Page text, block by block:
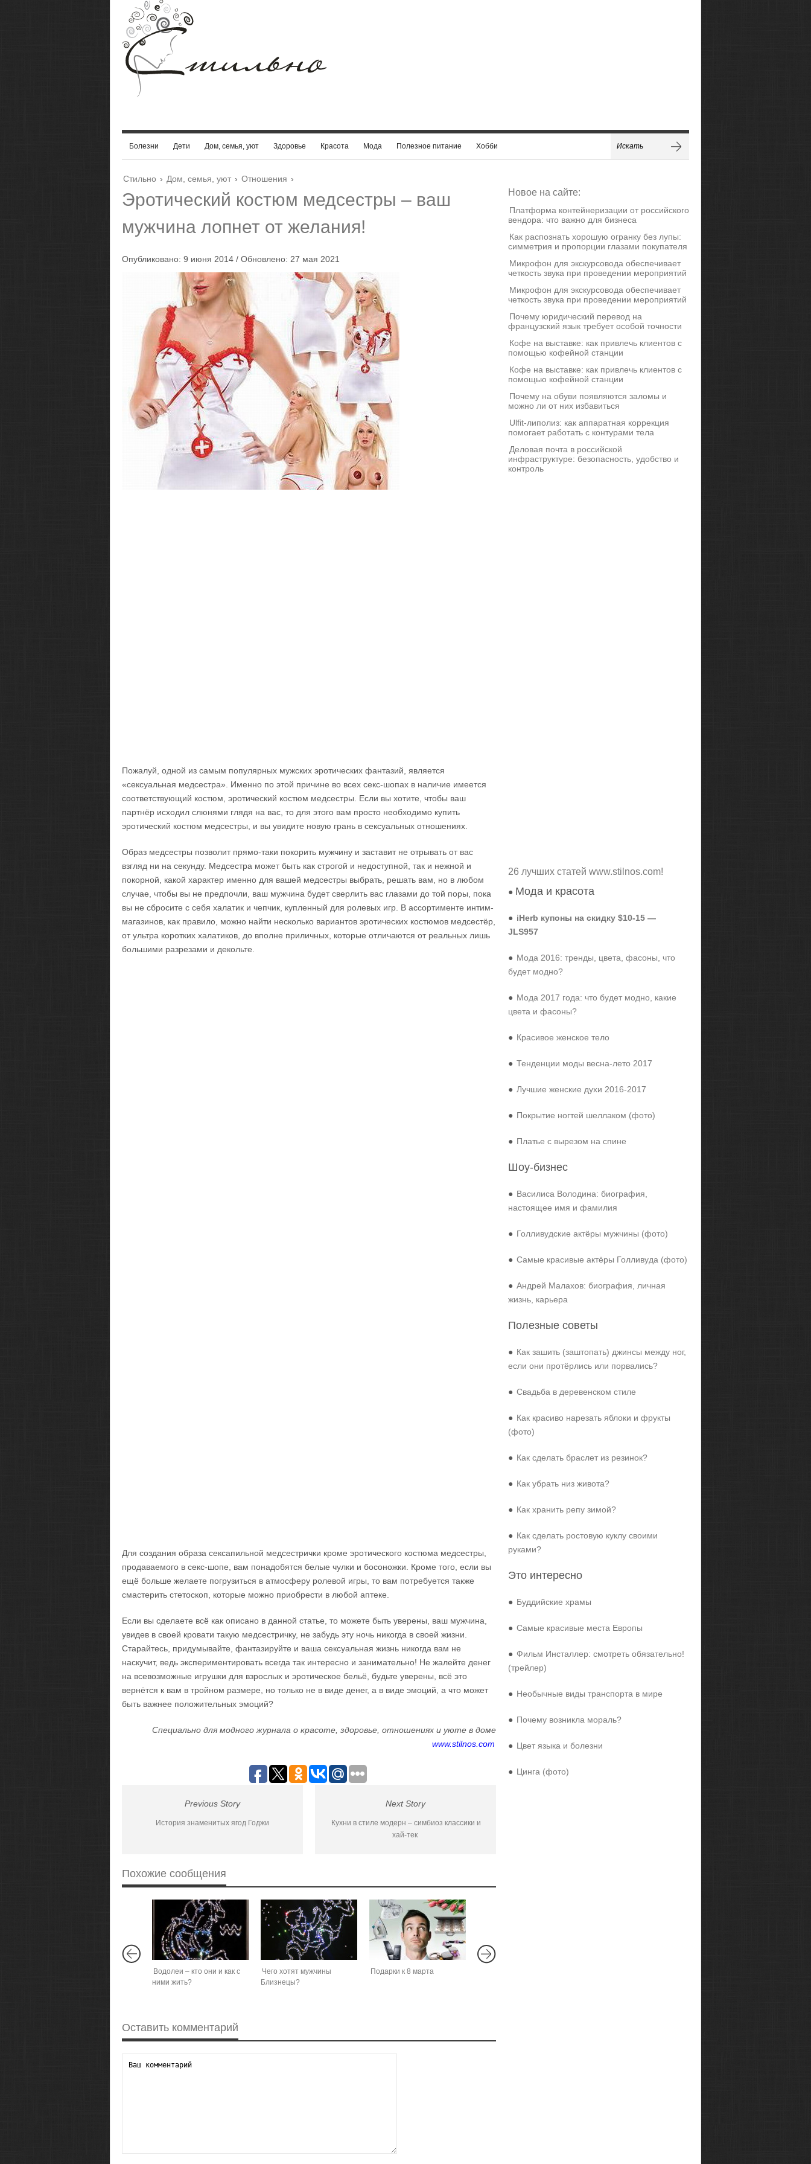
Болезни Дети Дом, семья, уют Здоровье Красота Мода Полезное питание Хобби
Стильно › Дом, семья, уют › Отношения ›
Эротический костюм медсестры – ваш
мужчина лопнет от желания!
Опубликовано: 9 июня 2014 / Обновлено: 27 мая 2021
Пожалуй, одной из самым популярных мужских эротических фантазий, является
«сексуальная медсестра». Именно по этой причине во всех секс-шопах в наличие имеется
соответствующий костюм, эротический костюм медсестры. Если вы хотите, чтобы ваш
партнёр исходил слюнями глядя на вас, то для этого вам просто необходимо купить
эротический костюм медсестры, и вы увидите новую грань в сексуальных отношениях.
Образ медсестры позволит прямо-таки покорить мужчину и заставит не отрывать от вас
взгляд ни на секунду. Медсестра может быть как строгой и недоступной, так и нежной и
покорной, какой характер именно для вашей медсестры выбрать, решать вам, но в любом
случае, чтобы вы не предпочли, ваш мужчина будет сверлить вас глазами до той поры, пока
вы не сбросите с себя халатик и чепчик, купленный для ролевых игр. В ассортименте интим-
магазинов, как правило, можно найти несколько вариантов эротических костюмов медсестёр,
от ультра коротких халатиков, до вполне приличных, которые отличаются от реальных лишь
большими разрезами и декольте.
Для создания образа сексапильной медсестрички кроме эротического костюма медсестры,
продаваемого в секс-шопе, вам понадобятся белые чулки и босоножки. Кроме того, если вы
ещё больше желаете погрузиться в атмосферу ролевой игры, то вам потребуется также
смастерить стетоскоп, которые можно приобрести в любой аптеке.
Если вы сделаете всё как описано в данной статье, то можете быть уверены, ваш мужчина,
увидев в своей кровати такую медсестричку, не забудь эту ночь никогда в своей жизни.
Старайтесь, придумывайте, фантазируйте и ваша сексуальная жизнь никогда вам не
наскучит, ведь экспериментировать всегда так интересно и занимательно! Не жалейте денег
на всевозможные игрушки для взрослых и эротическое бельё, будьте уверены, всё это
вернётся к вам в тройном размере, но только не в виде денег, а в виде эмоций, а что может
быть важнее положительных эмоций?
Специально для модного журнала о красоте, здоровье, отношениях и уюте в доме
www.stilnos.com
Previous Story
История знаменитых ягод Годжи
Next Story
Кухни в стиле модерн – симбиоз классики и
хай-тек
Похожие сообщения
Водолеи – кто они и как с
ними жить?
Чего хотят мужчины
Близнецы?
Подарки к 8 марта
Оставить комментарий
Новое на сайте:
Платформа контейнеризации от российского
вендора: что важно для бизнеса
Как распознать хорошую огранку без лупы:
симметрия и пропорции глазами покупателя
Микрофон для экскурсовода обеспечивает
четкость звука при проведении мероприятий
Микрофон для экскурсовода обеспечивает
четкость звука при проведении мероприятий
Почему юридический перевод на
французский язык требует особой точности
Кофе на выставке: как привлечь клиентов с
помощью кофейной станции
Кофе на выставке: как привлечь клиентов с
помощью кофейной станции
Почему на обуви появляются заломы и
можно ли от них избавиться
Ulfit-липолиз: как аппаратная коррекция
помогает работать с контурами тела
Деловая почта в российской
инфраструктуре: безопасность, удобство и
контроль
26 лучших статей www.stilnos.com!
● Мода и красота
● iHerb купоны на скидку $10-15 —
JLS957
● Мода 2016: тренды, цвета, фасоны, что
будет модно?
● Мода 2017 года: что будет модно, какие
цвета и фасоны?
● Красивое женское тело
● Тенденции моды весна-лето 2017
● Лучшие женские духи 2016-2017
● Покрытие ногтей шеллаком (фото)
● Платье с вырезом на спине
Шоу-бизнес
● Василиса Володина: биография,
настоящее имя и фамилия
● Голливудские актёры мужчины (фото)
● Самые красивые актёры Голливуда (фото)
● Андрей Малахов: биография, личная
жизнь, карьера
Полезные советы
● Как зашить (заштопать) джинсы между ног,
если они протёрлись или порвались?
● Свадьба в деревенском стиле
● Как красиво нарезать яблоки и фрукты
(фото)
● Как сделать браслет из резинок?
● Как убрать низ живота?
● Как хранить репу зимой?
● Как сделать ростовую куклу своими
руками?
Это интересно
● Буддийские храмы
● Самые красивые места Европы
● Фильм Инсталлер: смотреть обязательно!
(трейлер)
● Необычные виды транспорта в мире
● Почему возникла мораль?
● Цвет языка и болезни
● Цинга (фото)